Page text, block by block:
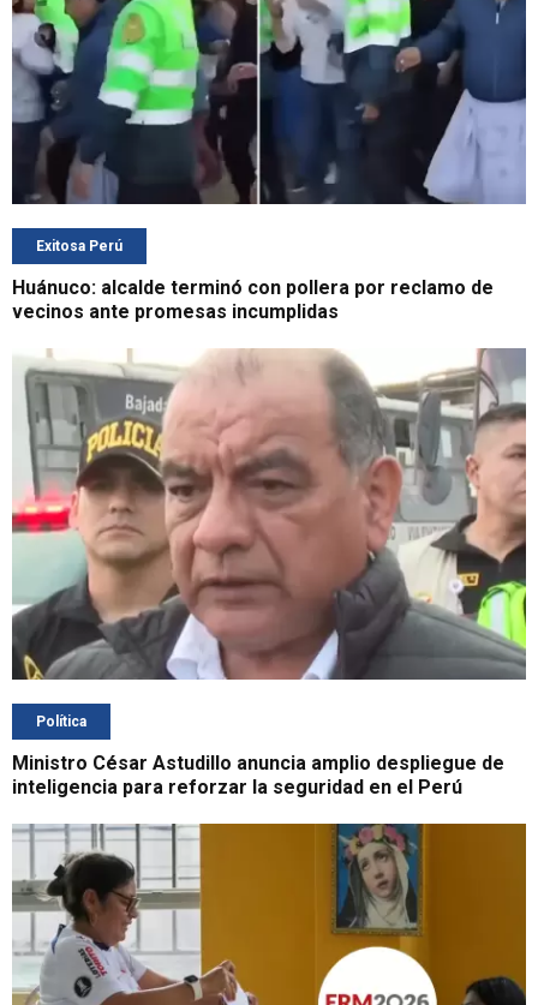
Exitosa Perú
Huánuco: alcalde terminó con pollera por reclamo de
vecinos ante promesas incumplidas
Política
Ministro César Astudillo anuncia amplio despliegue de
inteligencia para reforzar la seguridad en el Perú